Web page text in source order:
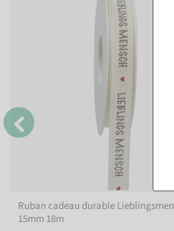
Ruban cadeau durable
15mm 18m